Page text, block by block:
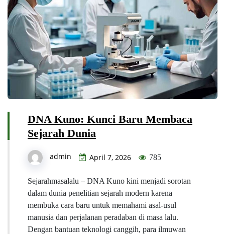
DNA Kuno: Kunci Baru Membaca
Sejarah Dunia
admin April 7, 2026 785
Sejarahmasalalu – DNA Kuno kini menjadi sorotan
dalam dunia penelitian sejarah modern karena
membuka cara baru untuk memahami asal-usul
manusia dan perjalanan peradaban di masa lalu.
Dengan bantuan teknologi canggih, para ilmuwan